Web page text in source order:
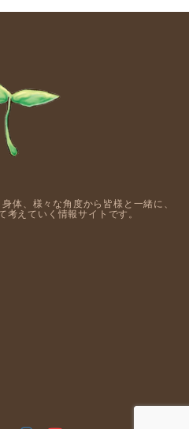
体、様々な角度から皆様と一緒に、
考えていく情報サイトです。